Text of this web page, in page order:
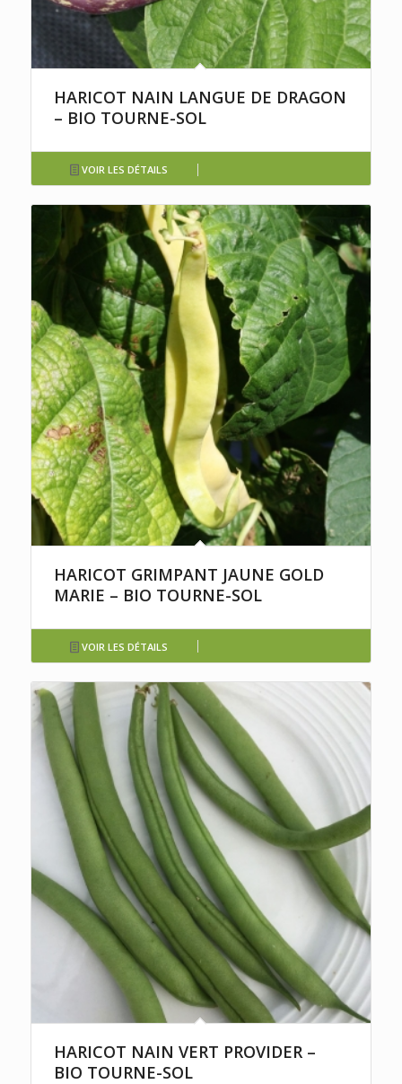
HARICOT NAIN LANGUE DE DRAGON
– BIO TOURNE-SOL
VOIR LES DÉTAILS
HARICOT GRIMPANT JAUNE GOLD
MARIE – BIO TOURNE-SOL
VOIR LES DÉTAILS
HARICOT NAIN VERT PROVIDER –
BIO TOURNE-SOL